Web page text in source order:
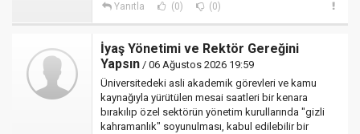
Yanıtla (0) (0)
İyaş Yönetimi ve Rektör Gereğini
Yapsın / 06 Ağustos 2026 19:59
Üniversitedeki asli akademik görevleri ve kamu
kaynağıyla yürütülen mesai saatleri bir kenara
bırakılıp özel sektörün yönetim kurullarında "gizli
kahramanlık" soyunulması, kabul edilebilir bir